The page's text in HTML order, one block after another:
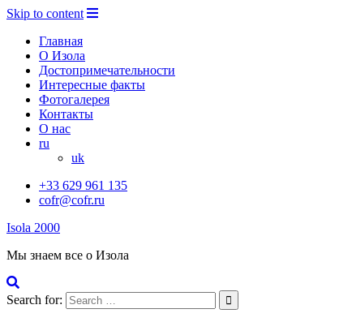
Skip to content
Главная
О Изола
Достопримечательности
Интересные факты
Фотогалерея
Контакты
О нас
ru
uk
+33 629 961 135
cofr@cofr.ru
Isola 2000
Мы знаем все о Изола
Search for: